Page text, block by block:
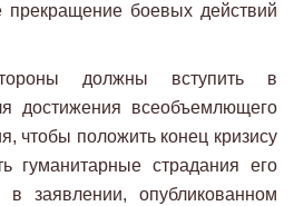
прекращение боевых действий
должны вступить в
достижения всеобъемлющего
чтобы положить конец кризису
гуманитарные страдания его
в заявлении, опубликованном